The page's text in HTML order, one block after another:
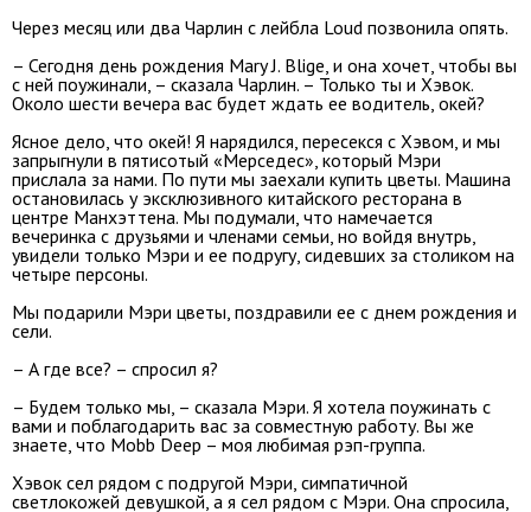
Через месяц или два Чарлин с лейбла Loud позвонила опять.
– Сегодня день рождения Mary J. Blige, и она хочет, чтобы вы
с ней поужинали, – сказала Чарлин. – Только ты и Хэвок.
Около шести вечера вас будет ждать ее водитель, окей?
Ясное дело, что окей! Я нарядился, пересекся с Хэвом, и мы
запрыгнули в пятисотый «Мерседес», который Мэри
прислала за нами. По пути мы заехали купить цветы. Машина
остановилась у эксклюзивного китайского ресторана в
центре Манхэттена. Мы подумали, что намечается
вечеринка с друзьями и членами семьи, но войдя внутрь,
увидели только Мэри и ее подругу, сидевших за столиком на
четыре персоны.
Мы подарили Мэри цветы, поздравили ее с днем рождения и
сели.
– А где все? – спросил я?
– Будем только мы, – сказала Мэри. Я хотела поужинать с
вами и поблагодарить вас за совместную работу. Вы же
знаете, что Mobb Deep – моя любимая рэп-группа.
Хэвок сел рядом с подругой Мэри, симпатичной
светлокожей девушкой, а я сел рядом с Мэри. Она спросила,